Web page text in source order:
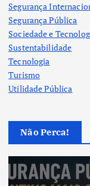
Segurança
Segurança Pública
Sociedade e
Sustentabilidade
Tecnologia
Turismo
Utilidade Pública
Não Perca!